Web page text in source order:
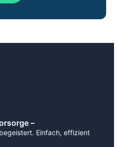
–
Einfach, effizient